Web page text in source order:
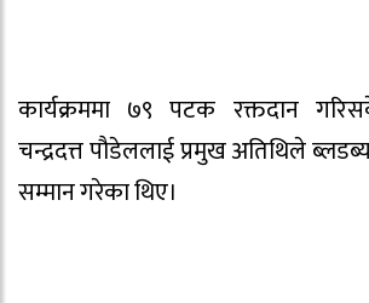
कार्यक्रममा ७९ पटक रक्तदान
चन्द्रदत्त पौडेललाई प्रमुख अतिथिले
सम्मान गरेका थिए।